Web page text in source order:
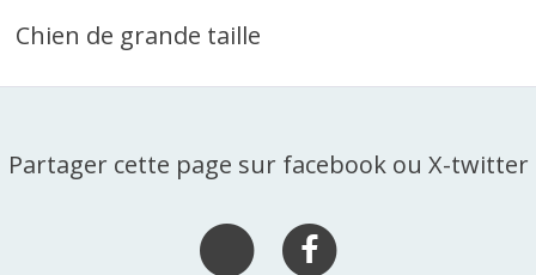
Chien de grande taille
Partager cette page sur facebook ou X-twitter